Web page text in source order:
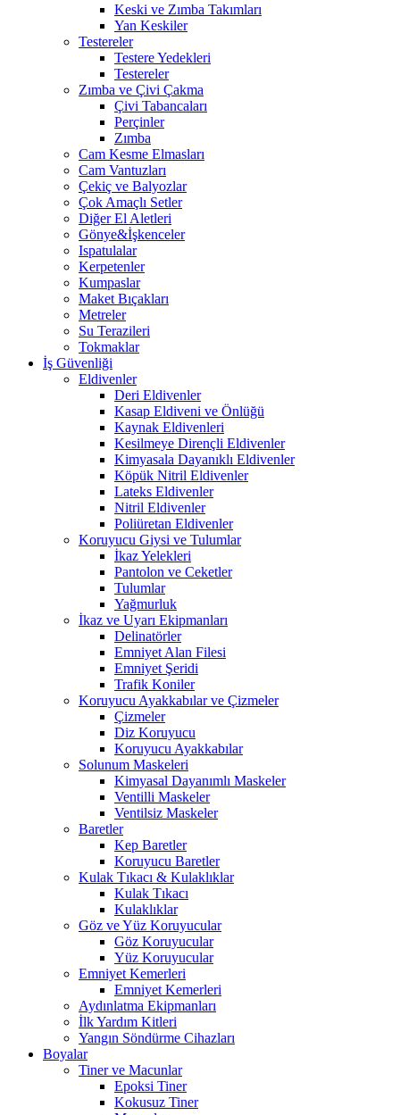
Keski ve Zımba Takımları
Yan Keskiler
Testereler
Testere Yedekleri
Testereler
Zımba ve Çivi Çakma
Çivi Tabancaları
Perçinler
Zımba
Cam Kesme Elmasları
Cam Vantuzları
Çekiç ve Balyozlar
Çok Amaçlı Setler
Diğer El Aletleri
Gönye&İşkenceler
Ispatulalar
Kerpetenler
Kumpaslar
Maket Bıçakları
Metreler
Su Terazileri
Tokmaklar
İş Güvenliği
Eldivenler
Deri Eldivenler
Kasap Eldiveni ve Önlüğü
Kaynak Eldivenleri
Kesilmeye Dirençli Eldivenler
Kimyasala Dayanıklı Eldivenler
Köpük Nitril Eldivenler
Lateks Eldivenler
Nitril Eldivenler
Poliüretan Eldivenler
Koruyucu Giysi ve Tulumlar
İkaz Yelekleri
Pantolon ve Ceketler
Tulumlar
Yağmurluk
İkaz ve Uyarı Ekipmanları
Delinatörler
Emniyet Alan Filesi
Emniyet Şeridi
Trafik Koniler
Koruyucu Ayakkabılar ve Çizmeler
Çizmeler
Diz Koruyucu
Koruyucu Ayakkabılar
Solunum Maskeleri
Kimyasal Dayanımlı Maskeler
Ventilli Maskeler
Ventilsiz Maskeler
Baretler
Kep Baretler
Koruyucu Baretler
Kulak Tıkacı & Kulaklıklar
Kulak Tıkacı
Kulaklıklar
Göz ve Yüz Koruyucular
Göz Koruyucular
Yüz Koruyucular
Emniyet Kemerleri
Emniyet Kemerleri
Aydınlatma Ekipmanları
İlk Yardım Kitleri
Yangın Söndürme Cihazları
Boyalar
Tiner ve Macunlar
Epoksi Tiner
Kokusuz Tiner